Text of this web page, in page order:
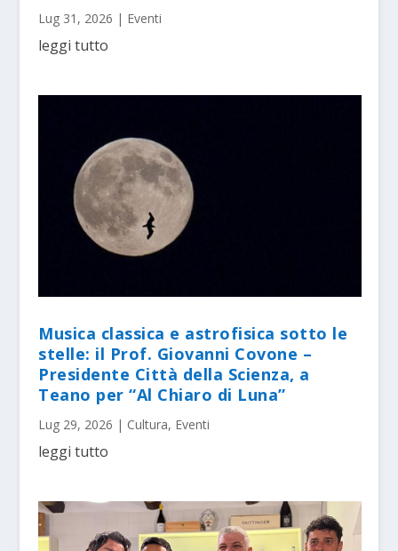
Lug 31, 2026 | Eventi
leggi tutto
Musica classica e astrofisica sotto le
stelle: il Prof. Giovanni Covone –
Presidente Città della Scienza, a
Teano per “Al Chiaro di Luna”
Lug 29, 2026 | Cultura, Eventi
leggi tutto